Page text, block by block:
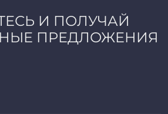
И ПОЛУЧАЙ
ПРЕДЛОЖЕНИЯ